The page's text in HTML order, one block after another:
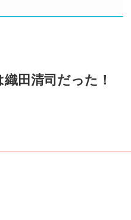
田清司だった！